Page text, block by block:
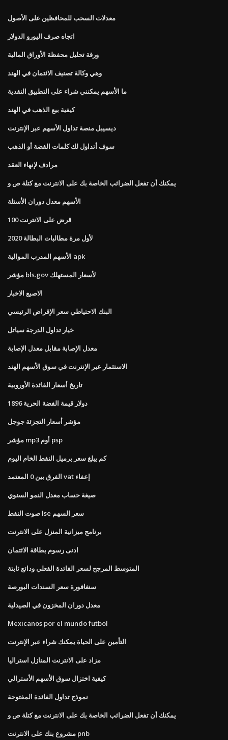
معدلات السحب للمحافظين على الأصول
اتجاه صرف اليورو الدولار
ورقة تحليل محفظة الأوراق المالية
وهي وكالة تصنيف الائتمان في الهند
ما الأسهم يمكنني شراء على التطبيق النقدية
كيفية بيع الذهب في الهند
ديسيبل منصة تداول الأسهم عبر الإنترنت
سوف أتداول لك كلمات الفضة أو الذهب
مرادف لإنهاء العقد
يمكنك أن تفعل الضرائب الخاصة بك على الانترنت مع كتلة ص و
الأسهم معدل دوران الأسئلة
100 قرض على الانترنت
لأول مرة مطالبات البطالة 2020
الأسهم المدرب الموالية apk
مؤشر bls.gov لأسعار المستهلك
الاصبع الاخبار
البنك الاحتياطي سعر الإقراض الرئيسي
خيار تداول الدرجة سياتل
معدل الإصابة مقابل معدل الإصابة
الاستثمار عبر الإنترنت في سوق الأسهم الهند
تاريخ أسعار الفائدة الأوروبية
1896 دولار قيمة الفضة الحرية
مؤشر أسعار التجزئة جوجل
مؤشر mp3 أوم psp
كم يبلغ سعر برميل النفط الخام اليوم
الفرق بين 0 المعتمد vat إعفاء
صيغة حساب معدل النمو السنوي
صوت النفط lse سعر السهم
برنامج ميزانية المنزل على الانترنت
ادنى رسوم بطاقة الائتمان
المتوسط ​​المرجح لسعر الفائدة الفعلي ودائع ثابتة
سنغافورة سعر السندات البورصة
معدل دوران المخزون في الصيدلية
Mexicanos por el mundo futbol
التأمين على الحياة يمكنك شراء عبر الإنترنت
مزاد على الانترنت المنازل استراليا
كيفية اختزال سوق الأسهم الأسترالي
نموذج تداول الفائدة المفتوحة
يمكنك أن تفعل الضرائب الخاصة بك على الانترنت مع كتلة ص و
مشروع بنك على الانترنت pnb